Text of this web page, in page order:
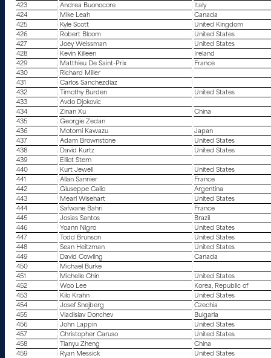
423
Andrea Buonocore
Italy
424
Mike Leah
Canada
425
Kyle Scott
United Kingdom
426
Robert Bloom
United States
427
Joey Weissman
United States
428
Kevin Killeen
Ireland
429
Matthieu De Saint-Prix
France
430
Richard Miller
431
Carlos Sanchezdiaz
432
Timothy Burden
United States
433
Avdo Djokovic
434
Zinan Xu
China
435
Georgie Zedan
436
Motomi Kawazu
Japan
437
Adam Brownstone
United States
438
David Kurtz
United States
439
Elliot Stern
440
Kurt Jewell
United States
441
Allan Sannier
France
442
Giuseppe Calio
Argentina
443
Mearl Wisehart
United States
444
Safwane Bahri
France
445
Josias Santos
Brazil
446
Yoann Nigro
United States
447
Todd Brunson
United States
448
Sean Heitzman
United States
449
David Cowling
Canada
450
Michael Burke
451
Michelle Chin
United States
452
Woo Lee
Korea, Republic of
453
Kilo Krahn
United States
454
Josef Snejberg
Czechia
455
Vladislav Donchev
Bulgaria
456
John Lappin
United States
457
Christopher Caruso
United States
458
Tianyu Zheng
China
459
Ryan Messick
United States